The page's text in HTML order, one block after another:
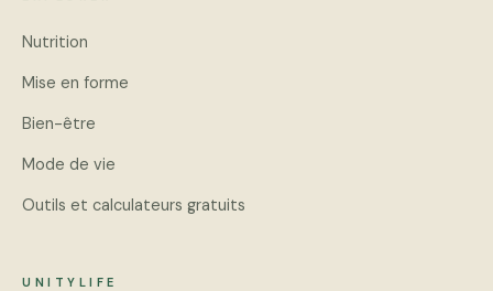
Nutrition
Mise en forme
Bien-être
Mode de vie
Outils et calculateurs gratuits
UNITYLIFE